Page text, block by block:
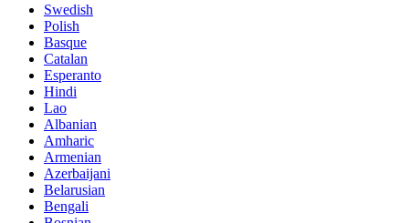
Swedish
Polish
Basque
Catalan
Esperanto
Hindi
Lao
Albanian
Amharic
Armenian
Azerbaijani
Belarusian
Bengali